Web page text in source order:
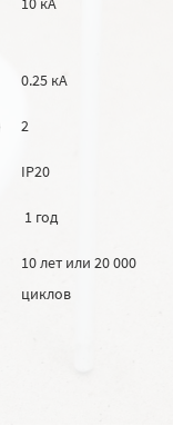
0.25 кА
2
IP20
1 год
10 лет или 20 000
циклов